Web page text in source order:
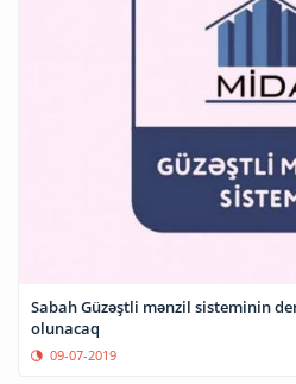
Sabah Güzəştli mənzil sisteminin
olunacaq
09-07-2019